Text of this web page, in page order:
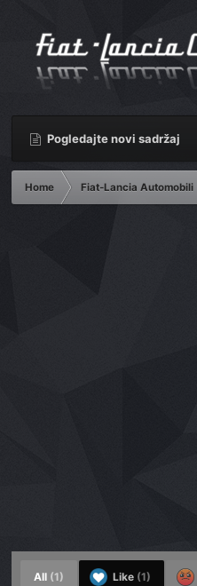
Pogledajte novi sadržaj
Home Fiat-Lancia Automobili
All (1) Like (1)